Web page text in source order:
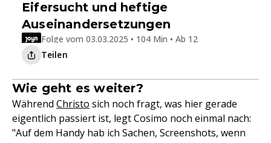
Eifersucht und heftige
Auseinandersetzungen
Folge vom 03.03.2025 • 104 Min • Ab 12
Teilen
Wie geht es weiter?
Während Christo sich noch fragt, was hier gerade
eigentlich passiert ist, legt Cosimo noch einmal nach:
"Auf dem Handy hab ich Sachen, Screenshots, wenn